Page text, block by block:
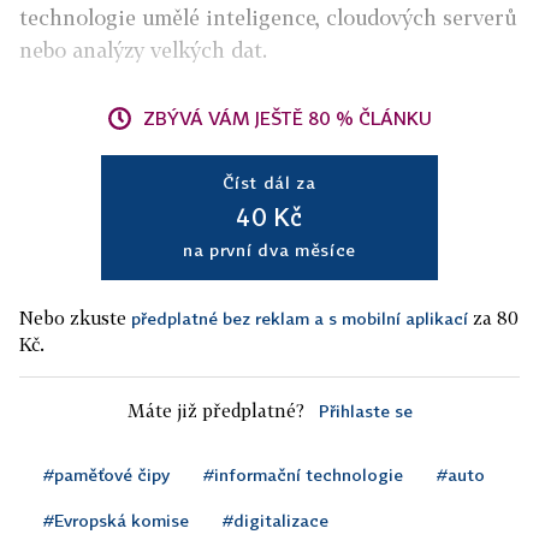
technologie umělé inteligence, cloudových serverů
nebo analýzy velkých dat.
ZBÝVÁ VÁM JEŠTĚ 80 % ČLÁNKU
Číst dál za
40 Kč
na první dva měsíce
Nebo zkuste předplatné bez reklam a s mobilní aplikací za 80
Kč.
Máte již předplatné? Přihlaste se
#paměťové čipy #informační technologie #auto
#Evropská komise #digitalizace